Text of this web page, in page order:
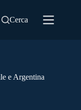
Cerca
e Argentina